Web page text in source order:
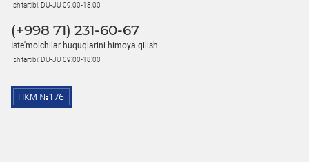
Ish tartibi: DU-JU 09:00-18:00
(+998 71) 231-60-67
Iste'molchilar huquqlarini himoya qilish
Ish tartibi: DU-JU 09:00-18:00